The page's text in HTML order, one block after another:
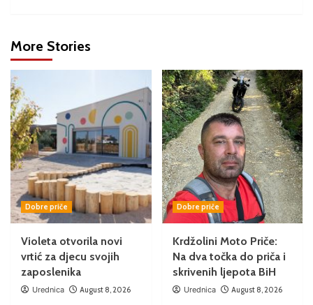
More Stories
Dobre priče
Violeta otvorila novi
vrtić za djecu svojih
zaposlenika
Urednica August 8, 2026
Dobre priče
Krdžolini Moto Priče:
Na dva točka do priča i
skrivenih ljepota BiH
Urednica August 8, 2026